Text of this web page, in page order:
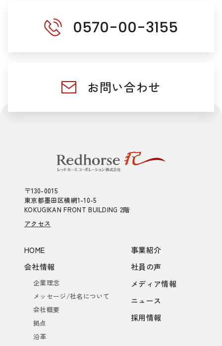
0570-00-3155
お問い合わせ
〒130-0015
東京都墨田区横網1-10-5
KOKUGIKAN FRONT BUILDING 2階
アクセス
HOME
会社情報
企業理念
メッセージ/社名について
会社概要
拠点
沿革
事業紹介
社員の声
メディア情報
ニュース
採用情報